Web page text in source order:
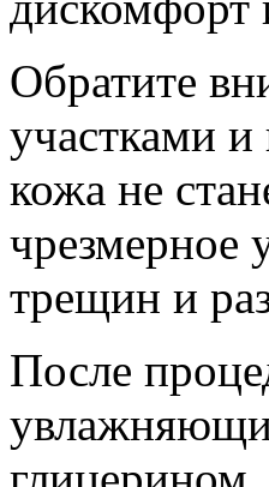
Обратите
участками и
кожа не
чрезмерное
трещин и
После